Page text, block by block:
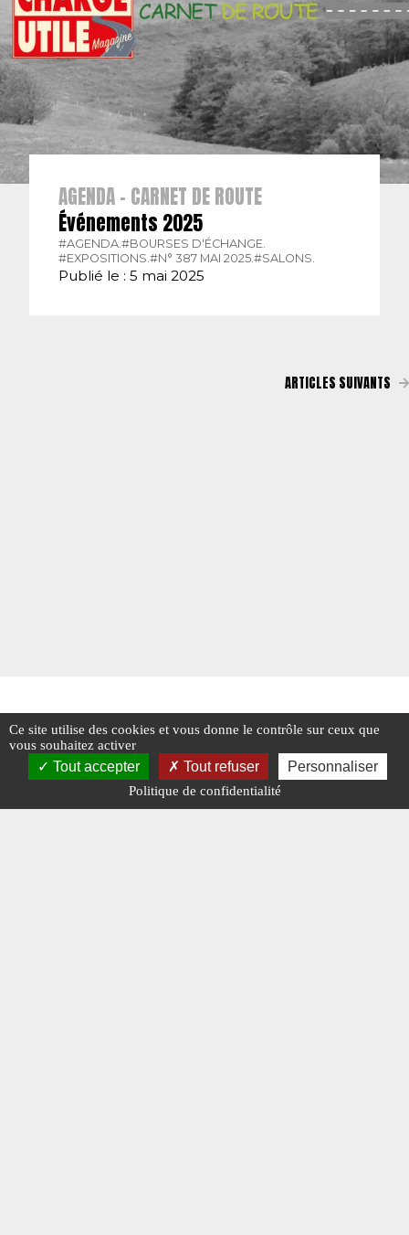
AGENDA - CARNET DE ROUTE
Événements 2025
#AGENDA. #BOURSES D'ÉCHANGE.
#EXPOSITIONS. #N° 387 MAI 2025. #SALONS.
Publié le : 5 mai 2025
ARTICLES SUIVANTS
Ce site utilise des cookies et vous donne le contrôle sur ceux que
vous souhaitez activer
Tout accepter Tout refuser Personnaliser
Politique de confidentialité